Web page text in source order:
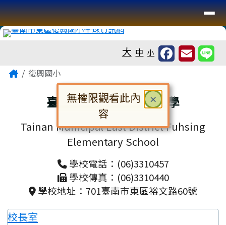
跳至主內容區
臺南市復興國小全球資訊網
導覽列
大 中 小
主內容區域
Home復興國小
臺南市東區復興國民小學
Tainan Municipal East District Fuhsing
Elementary School
學校電話：(06)3310457
學校傳真：(06)3310440
學校地址：701臺南市東區裕文路60號
校長室
頁尾區域
× 關閉
無權限觀看此內
容
對話框已開啟。請使用 Tab 鍵在